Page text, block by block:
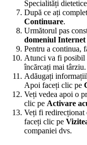
Specialități
După ce ați
Continuare.
Următorul pas
domeniul Internet
Pentru a continua,
Atunci va fi posibil
încărcați mai
Adăugați
Apoi faceți clic pe
Veți vedea apoi o
clic pe Activare
Veți fi
faceți clic pe
companiei dvs.